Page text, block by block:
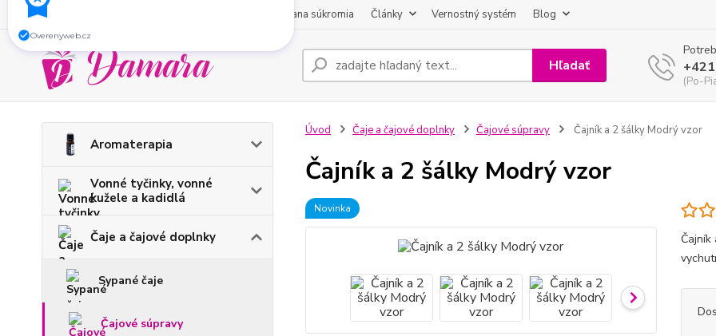
Ochrana súkromia Články Vernostný systém Blog
Hľadať
(Po-
Aromaterapia
Vonné tyčinky, vonné
kužele a kadidlá
Čaje a čajové doplnky
Sypané čaje
Čajové súpravy
Úvod Čaje a čajové doplnky Čajové súpravy Čajník a 2 šálky Modrý vzor
Čajník a 2 šálky Modrý vzor
Novinka
% zľavu
Overenyweb.cz